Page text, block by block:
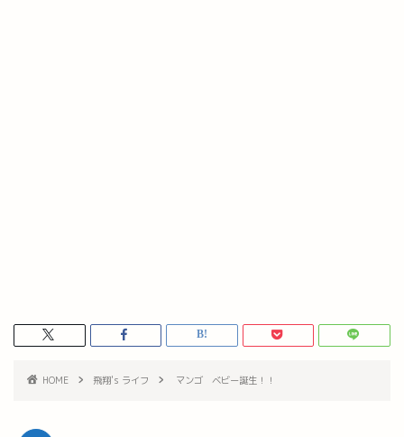
HOME 飛翔's ライフ マンゴ ベビー誕生！！